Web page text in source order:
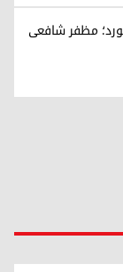
مظفر شافعی